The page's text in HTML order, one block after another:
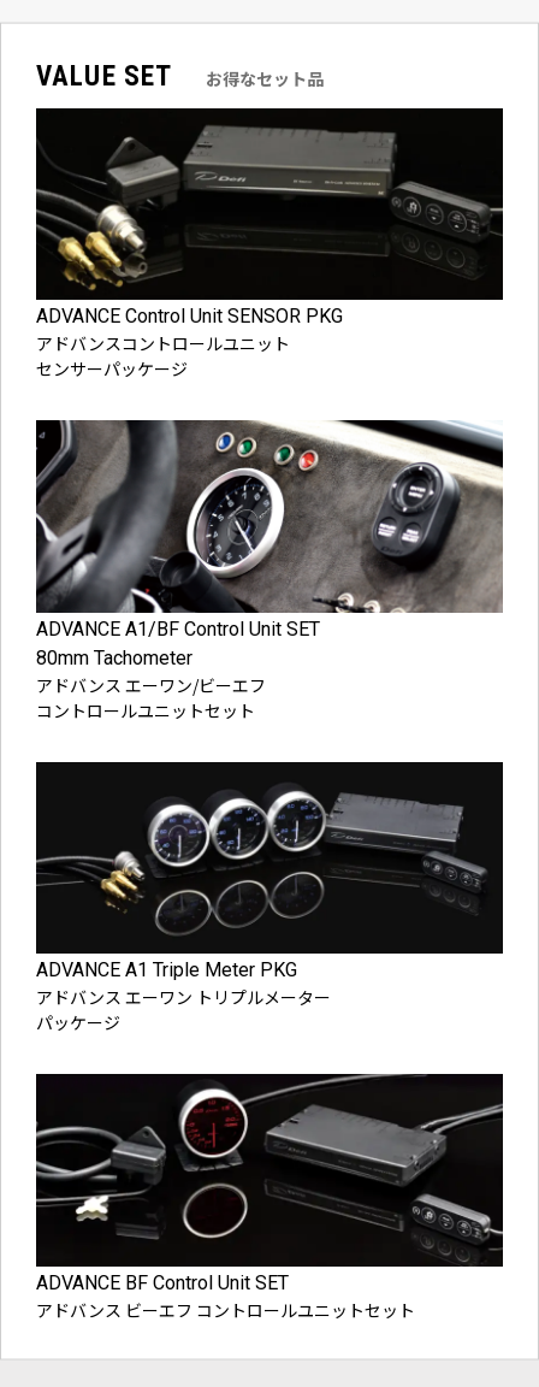
VALUE SET お得なセット品
ADVANCE Control Unit SENSOR PKG
アドバンスコントロールユニット
センサーパッケージ
ADVANCE A1/BF Control Unit SET
80mm Tachometer
アドバンス エーワン/ビーエフ
コントロールユニットセット
ADVANCE A1 Triple Meter PKG
アドバンス エーワン トリプルメーター
パッケージ
ADVANCE BF Control Unit SET
アドバンス ビーエフ コントロールユニットセット